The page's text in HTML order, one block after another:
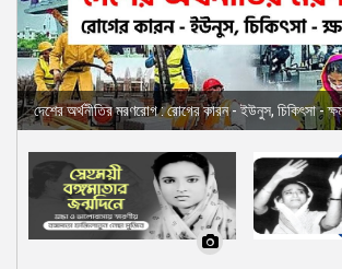
সংগঠন
নির্বাচনী
ইশতেহার
দেশের অর্থনীতির মরণরোগ : রোগের কারন - ইউনুস, চিকিৎসা -